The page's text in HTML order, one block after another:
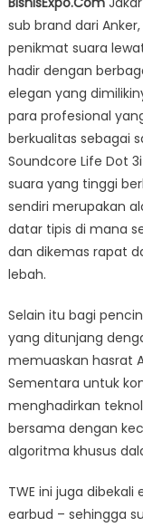
sub brand dari
penikmat suara
hadir dengan
elegan yang
para profesional
berkualitas sebagai
Soundcore Life Dot
suara yang tinggi
sendiri merupakan
datar tipis di mana
dan dikemas rapat
lebah.
Selain itu bagi
yang ditunjang
memuaskan hasrat
Sementara untuk
menghadirkan
bersama dengan
algoritma khusus
TWE ini juga
earbud – sehingga